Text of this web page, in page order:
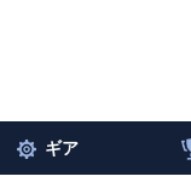
ギア